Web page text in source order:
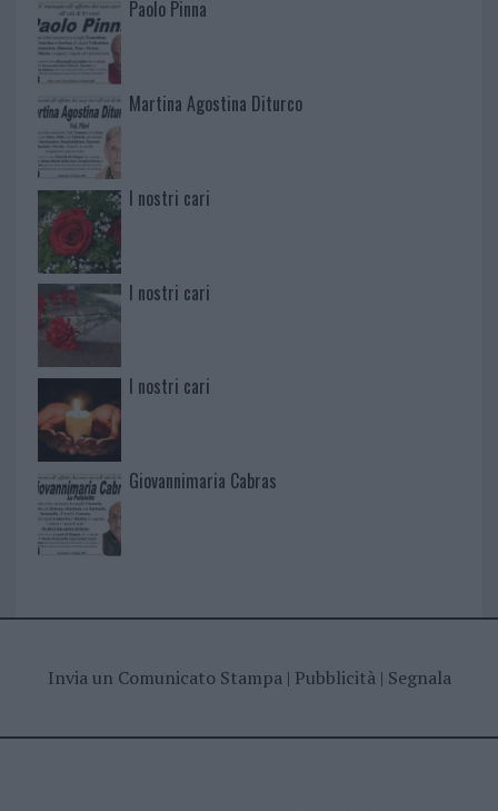
Paolo Pinna
Martina Agostina Diturco
I nostri cari
I nostri cari
I nostri cari
Giovannimaria Cabras
Invia un Comunicato Stampa| Pubblicità| Segnala